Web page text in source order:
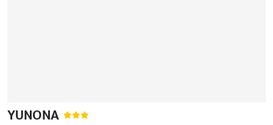
YUNONA